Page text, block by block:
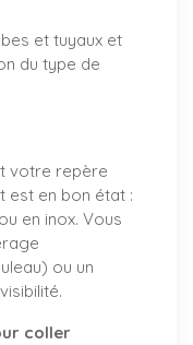
et tuyaux et
du type de
votre repère
est en bon état :
en inox. Vous
ou un
coller